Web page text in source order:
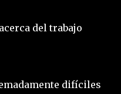
del trabajo
difíciles